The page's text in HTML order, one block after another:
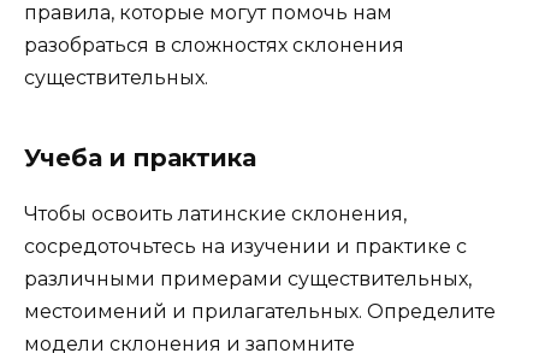
правила, которые могут помочь нам
разобраться в сложностях склонения
существительных.
Учеба и практика
Чтобы освоить латинские склонения,
сосредоточьтесь на изучении и практике с
различными примерами существительных,
местоимений и прилагательных. Определите
модели склонения и запомните